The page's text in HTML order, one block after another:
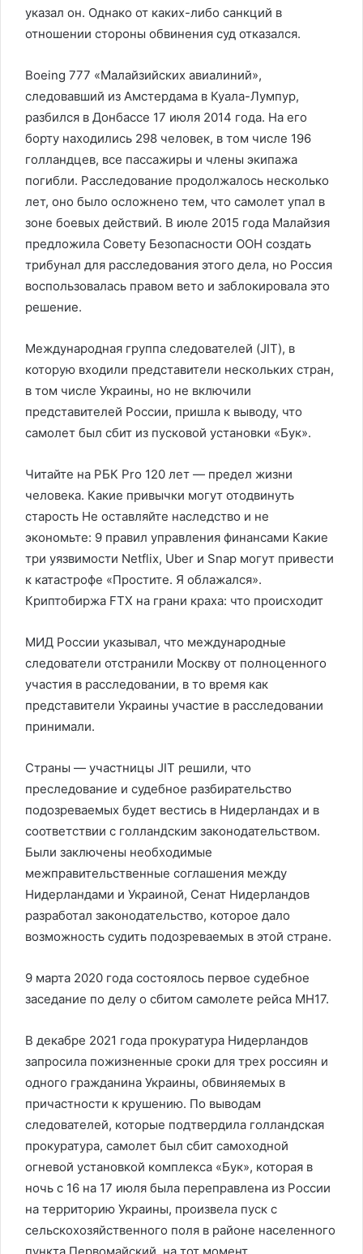
указал он. Однако от каких-либо санкций в
отношении стороны обвинения суд отказался.
Boeing 777 «Малайзийских авиалиний»,
следовавший из Амстердама в Куала-Лумпур,
разбился в Донбассе 17 июля 2014 года. На его
борту находились 298 человек, в том числе 196
голландцев, все пассажиры и члены экипажа
погибли. Расследование продолжалось несколько
лет, оно было осложнено тем, что самолет упал в
зоне боевых действий. В июле 2015 года Малайзия
предложила Совету Безопасности ООН создать
трибунал для расследования этого дела, но Россия
воспользовалась правом вето и заблокировала это
решение.
Международная группа следователей (JIT), в
которую входили представители нескольких стран,
в том числе Украины, но не включили
представителей России, пришла к выводу, что
самолет был сбит из пусковой установки «Бук».
Читайте на РБК Pro 120 лет — предел жизни
человека. Какие привычки могут отодвинуть
старость Не оставляйте наследство и не
экономьте: 9 правил управления финансами Какие
три уязвимости Netflix, Uber и Snap могут привести
к катастрофе «Простите. Я облажался».
Криптобиржа FTX на грани краха: что происходит
МИД России указывал, что международные
следователи отстранили Москву от полноценного
участия в расследовании, в то время как
представители Украины участие в расследовании
принимали.
Страны — участницы JIT решили, что
преследование и судебное разбирательство
подозреваемых будет вестись в Нидерландах и в
соответствии с голландским законодательством.
Были заключены необходимые
межправительственные соглашения между
Нидерландами и Украиной, Сенат Нидерландов
разработал законодательство, которое дало
возможность судить подозреваемых в этой стране.
9 марта 2020 года состоялось первое судебное
заседание по делу о сбитом самолете рейса MH17.
В декабре 2021 года прокуратура Нидерландов
запросила пожизненные сроки для трех россиян и
одного гражданина Украины, обвиняемых в
причастности к крушению. По выводам
следователей, которые подтвердила голландская
прокуратура, самолет был сбит самоходной
огневой установкой комплекса «Бук», которая в
ночь с 16 на 17 июля была переправлена из России
на территорию Украины, произвела пуск с
сельскохозяйственного поля в районе населенного